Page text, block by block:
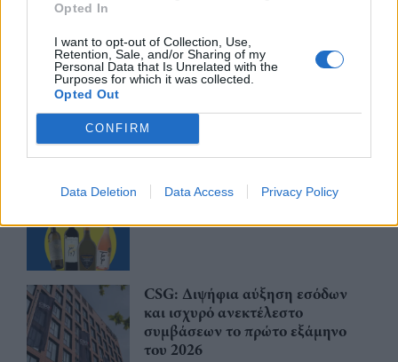
Opted In
I want to opt-out of Collection, Use,
Retention, Sale, and/or Sharing of my
Personal Data that Is Unrelated with the
Purposes for which it was collected.
Opted Out
CONFIRM
Data Deletion Data Access Privacy Policy
07/08/26
Ατρόμητος και Novibet
ανανεώνουν τη συνεργασία τους
07/08/26
υπογραφή της Lidl Ελλάς
CSG: Διψήφια αύξηση εσόδων
και ισχυρό ανεκτέλεστο
συμβάσεων το πρώτο εξάμηνο
του 2026